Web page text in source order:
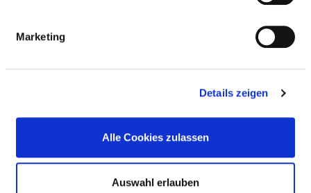
Marketing
Details zeigen
Alle Cookies zulassen
Auswahl erlauben
SOZIALARBEITER UND SOZIALARBEITERIN
GYMNASTIK- UND TANZPÄDAGOGE/
GYMNASTIK- UND TANZPÄDAGOGIN
MEDIZINISCH-TECHNISCHER ASSISTENT FÜR